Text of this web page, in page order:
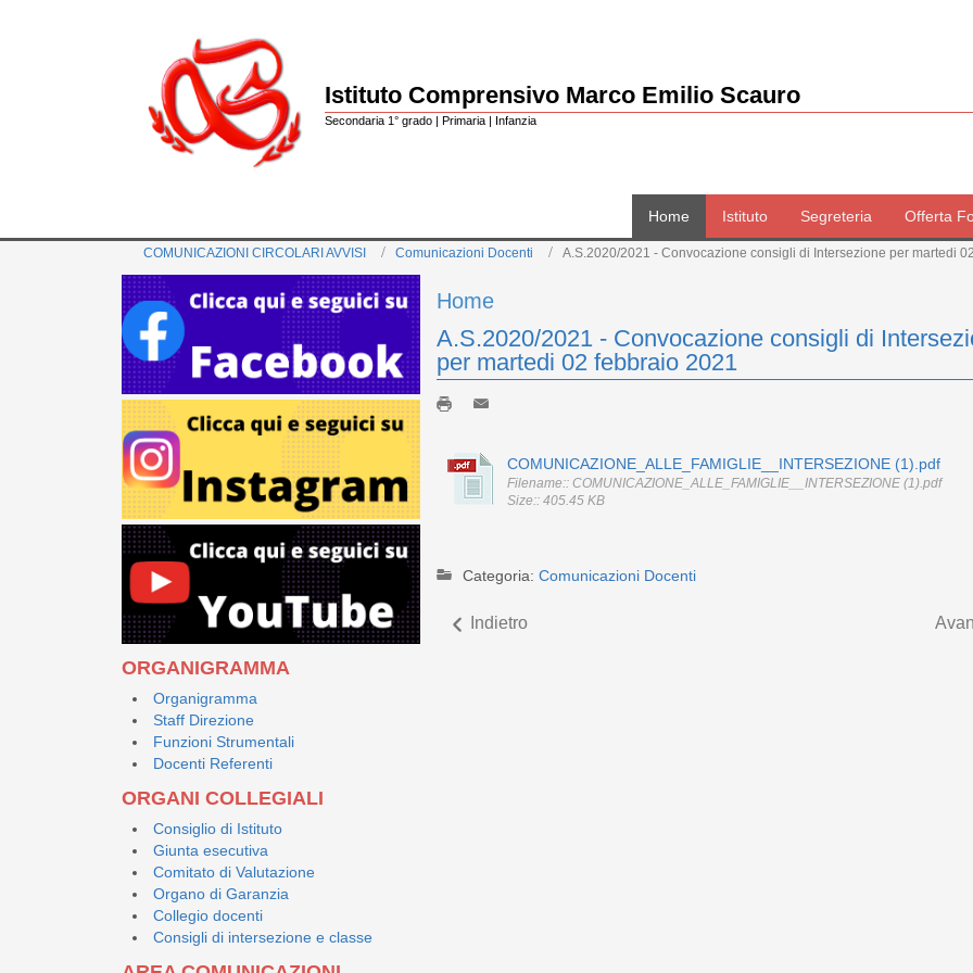
Istituto Comprensivo Marco Emilio Scauro
Secondaria 1° grado | Primaria | Infanzia
Home Istituto Segreteria Offerta
COMUNICAZIONI CIRCOLARI AVVISI Comunicazioni Docenti A.S.2020/2021 - Convocazione consigli di Intersezione per martedi
ORGANIGRAMMA
Organigramma
Staff Direzione
Funzioni Strumentali
Docenti Referenti
ORGANI COLLEGIALI
Consiglio di Istituto
Giunta esecutiva
Comitato di Valutazione
Organo di Garanzia
Collegio docenti
Consigli di intersezione e classe
Home
A.S.2020/2021 - Convocazione consigli di
per martedi 02 febbraio 2021
COMUNICAZIONE_ALLE_FAMIGLIE__INTERSEZIONE (1).pdf
Filename:: COMUNICAZIONE_ALLE_FAMIGLIE__INTERSEZIONE (1).pdf
Size:: 405.45 KB
Categoria: Comunicazioni Docenti
Indietro